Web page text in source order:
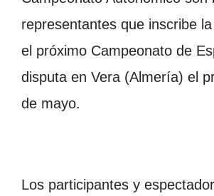
representantes que inscribe
el próximo Campeonato de
disputa en Vera (Almería) el
de mayo.
Los participantes y